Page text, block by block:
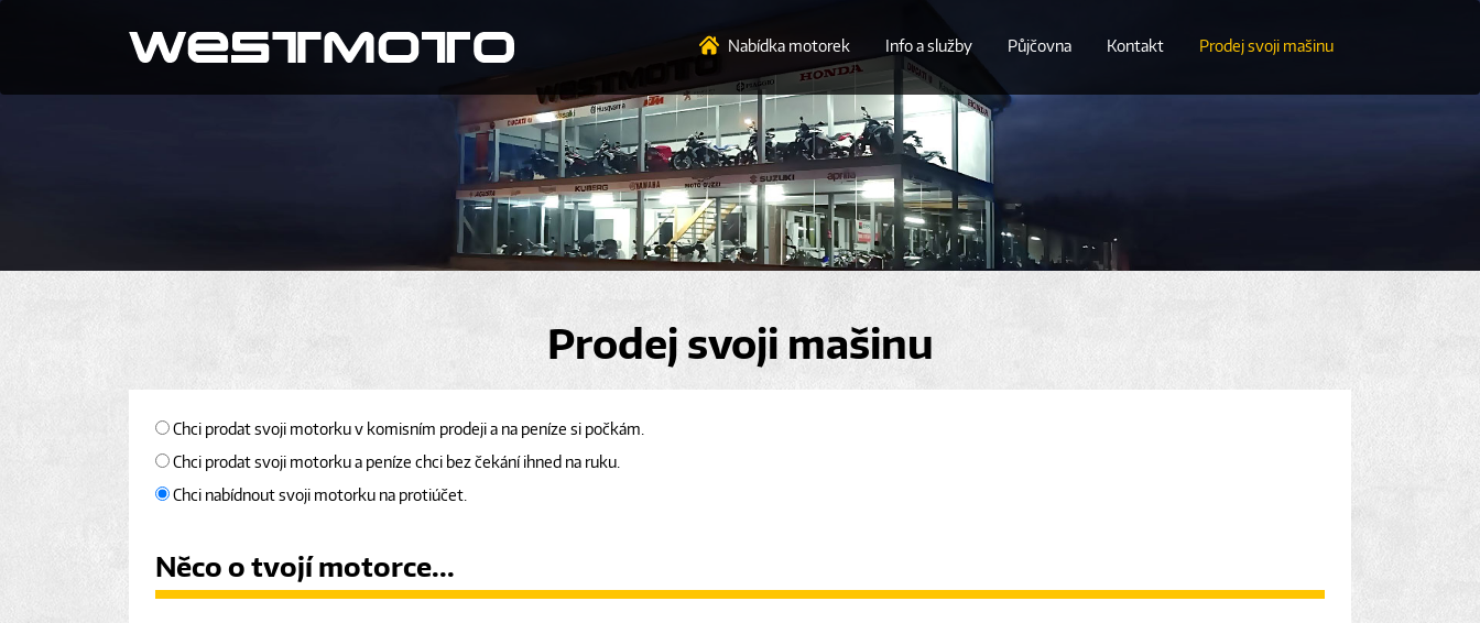
Nabídka motorek Info a služby Půjčovna Kontakt Prodej svoji mašinu
Prodej svoji mašinu
Chci prodat svoji motorku v komisním prodeji a na peníze si počkám.
Chci prodat svoji motorku a peníze chci bez čekání ihned na ruku.
Chci nabídnout svoji motorku na protiúčet.
Něco o tvojí motorce...